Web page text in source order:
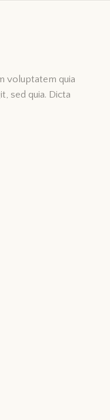
voluptatem quia
sed quia. Dicta